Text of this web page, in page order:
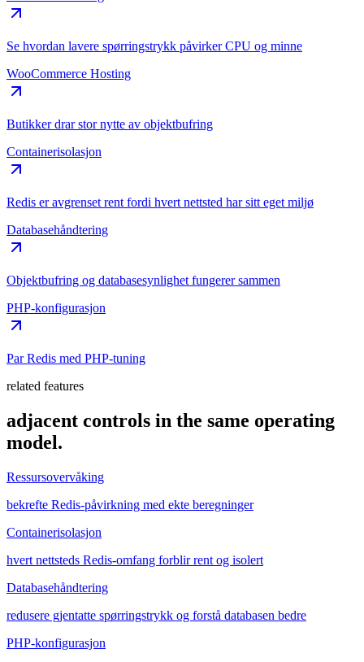
Se hvordan lavere spørringstrykk påvirker CPU og minne
WooCommerce Hosting
Butikker drar stor nytte av objektbufring
Containerisolasjon
Redis er avgrenset rent fordi hvert nettsted har sitt eget miljø
Databasehåndtering
Objektbufring og databasesynlighet fungerer sammen
PHP-konfigurasjon
Par Redis med PHP-tuning
related features
adjacent controls in the same operating
model.
Ressursovervåking
bekrefte Redis-påvirkning med ekte beregninger
Containerisolasjon
hvert nettsteds Redis-omfang forblir rent og isolert
Databasehåndtering
redusere gjentatte spørringstrykk og forstå databasen bedre
PHP-konfigurasjon